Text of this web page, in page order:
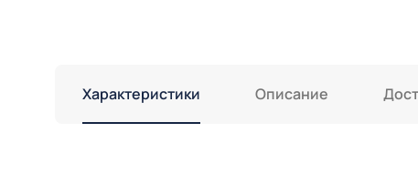
Характеристики Описание